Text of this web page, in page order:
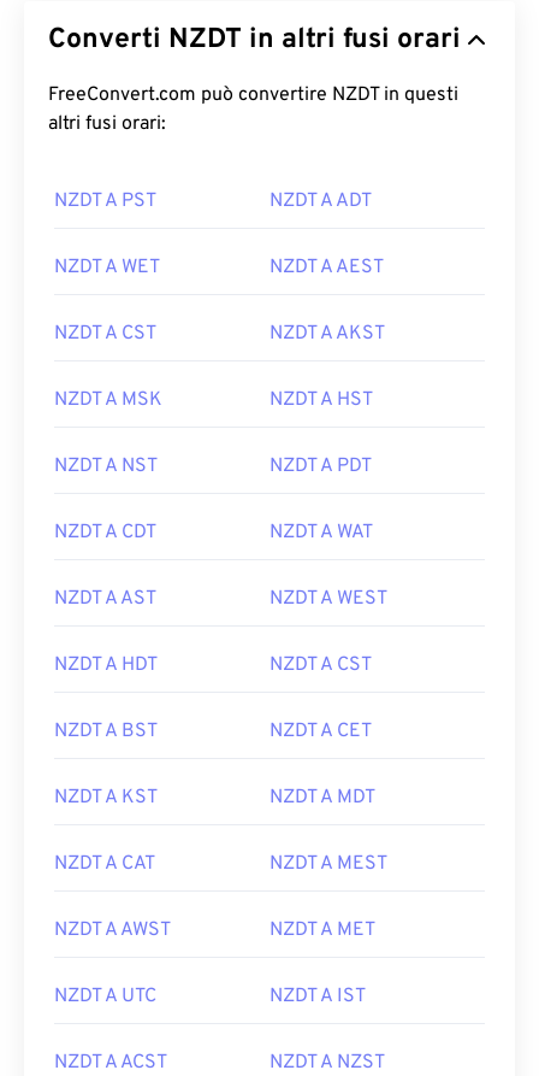
Converti NZDT in altri fusi orari
FreeConvert.com può convertire NZDT in questi
altri fusi orari:
NZDT A PST NZDT A ADT
NZDT A WET NZDT A AEST
NZDT A CST NZDT A AKST
NZDT A MSK NZDT A HST
NZDT A NST NZDT A PDT
NZDT A CDT NZDT A WAT
NZDT A AST NZDT A WEST
NZDT A HDT NZDT A CST
NZDT A BST NZDT A CET
NZDT A KST NZDT A MDT
NZDT A CAT NZDT A MEST
NZDT A AWST NZDT A MET
NZDT A UTC NZDT A IST
NZDT A ACST NZDT A NZST